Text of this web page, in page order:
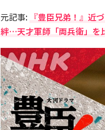
元記事: 『豊臣兄弟！』近
絆…天才軍師「両兵衛」を